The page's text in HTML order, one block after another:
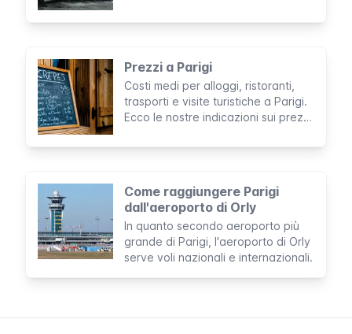
hop-off a Parigi
Prezzi a Parigi
Costi medi per alloggi, ristoranti,
trasporti e visite turistiche a Parigi.
Ecco le nostre indicazioni sui prezzi
quotidiane, in modo che tu possa
Come raggiungere Parigi
dall'aeroporto di Orly
In quanto secondo aeroporto più
grande di Parigi, l'aeroporto di Orly
serve voli nazionali e internazionali.